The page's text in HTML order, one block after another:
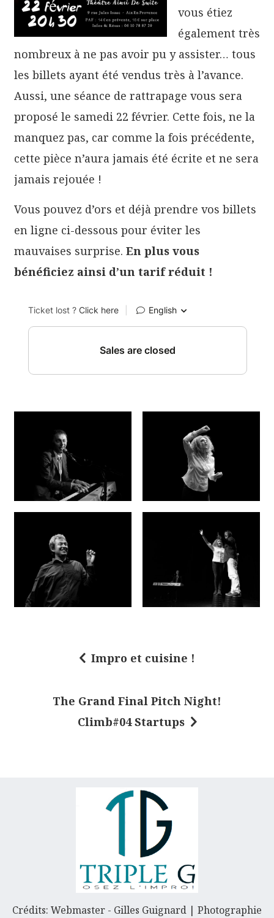
vous étiez
également très
nombreux à ne pas avoir pu y assister… tous
les billets ayant été vendus très à l’avance.
Aussi, une séance de rattrapage vous sera
proposé le samedi 22 février. Cette fois, ne la
manquez pas, car comme la fois précédente,
cette pièce n’aura jamais été écrite et ne sera
jamais rejouée !
Vous pouvez d’ors et déjà prendre vos billets
en ligne ci-dessous pour éviter les
mauvaises surprise. En plus vous
bénéficiez ainsi d’un tarif réduit !
l
Impro et cuisine !
The Grand Final Pitch Night!
Climb#04 Startups
Crédits: Webmaster - Gilles Guignard | Photographie